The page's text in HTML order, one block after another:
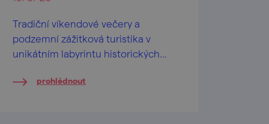
Tradiční víkendové večery a
podzemní zážitková turistika v
unikátním labyrintu historických
prohlédnout